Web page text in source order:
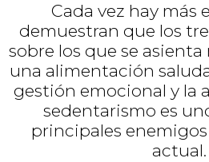
Cada vez hay más
demuestran que los
sobre los que se
una alimentación
gestión emocional y la
sedentarismo es
principales
actual.